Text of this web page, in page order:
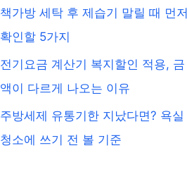
책가방 세탁 후 제습기 말릴 때 먼저
확인할 5가지
전기요금 계산기 복지할인 적용, 금
액이 다르게 나오는 이유
주방세제 유통기한 지났다면? 욕실
청소에 쓰기 전 볼 기준